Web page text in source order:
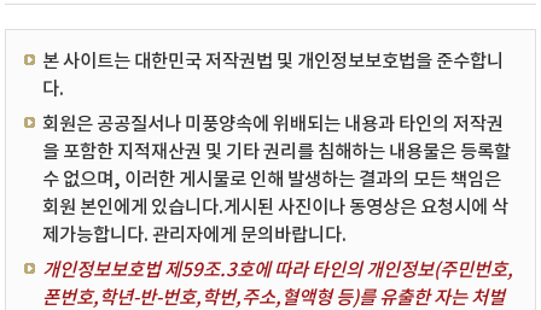
본 사이트는 대한민국 저작권법 및 개인정보보호법을 준수합니
다.
회원은 공공질서나 미풍양속에 위배되는 내용과 타인의 저작권
을 포함한 지적재산권 및 기타 권리를 침해하는 내용물은 등록할
수 없으며, 이러한 게시물로 인해 발생하는 결과의 모든 책임은
회원 본인에게 있습니다.게시된 사진이나 동영상은 요청시에 삭
제가능합니다. 관리자에게 문의바랍니다.
개인정보보호법 제59조.3호에 따라 타인의 개인정보(주민번호,
폰번호,학년-반-번호,학번,주소,혈액형 등)를 유출한 자는 처벌